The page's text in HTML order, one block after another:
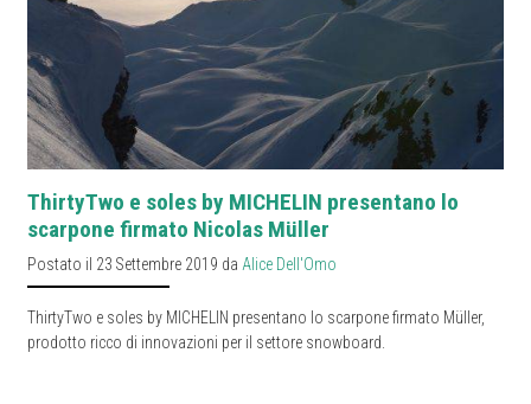
ThirtyTwo e soles by MICHELIN presentano lo
scarpone firmato Nicolas Müller
Postato il 23 Settembre 2019 da Alice Dell'Omo
ThirtyTwo e soles by MICHELIN presentano lo scarpone firmato Müller,
prodotto ricco di innovazioni per il settore snowboard.